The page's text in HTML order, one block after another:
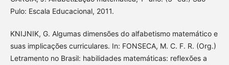
Pulo: Escala Educacional, 2011.
KNIJNIK, G. Algumas dimensões do alfabetismo matemático e
suas implicações curriculares. In: FONSECA, M. C. F. R. (Org.)
Letramento no Brasil: habilidades matemáticas: reflexões a